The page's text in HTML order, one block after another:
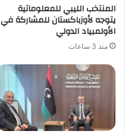
المنتخب الليبي للمعلوماتية
يتوجه لأوزباكستان للمشاركة في
الأولمبياد الدولي
منذ 3 ساعات